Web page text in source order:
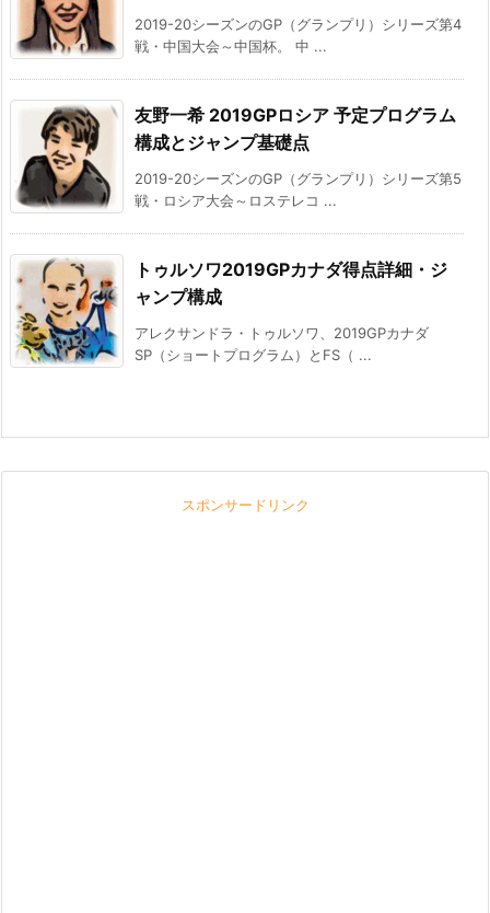
2019-20シーズンのGP（グランプリ）シリーズ第4
戦・中国大会～中国杯。 中 ...
友野一希 2019GPロシア 予定プログラム
構成とジャンプ基礎点
2019-20シーズンのGP（グランプリ）シリーズ第5
戦・ロシア大会～ロステレコ ...
トゥルソワ2019GPカナダ得点詳細・ジ
ャンプ構成
アレクサンドラ・トゥルソワ、2019GPカナダ
SP（ショートプログラム）とFS（ ...
スポンサードリンク